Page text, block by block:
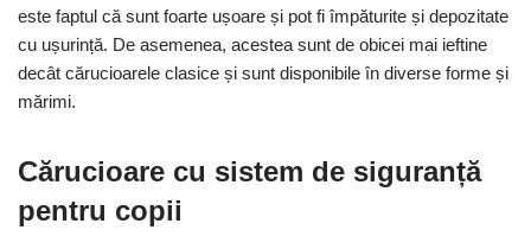
este faptul că sunt foarte ușoare și pot fi împăturite și depozitate
cu ușurință. De asemenea, acestea sunt de obicei mai ieftine
decât cărucioarele clasice și sunt disponibile în diverse forme și
mărimi.
Cărucioare cu sistem de siguranță
pentru copii